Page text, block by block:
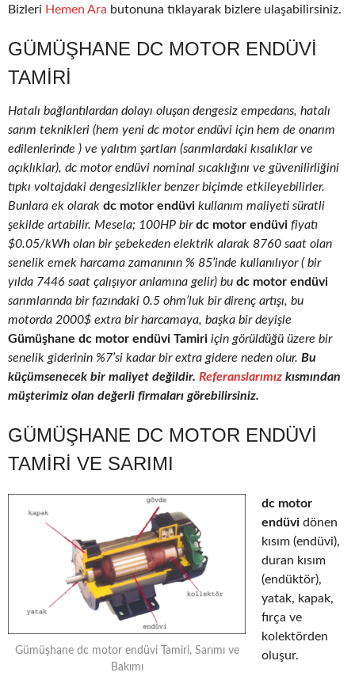
Bizleri Hemen Ara butonuna tıklayarak bizlere ulaşabilirsiniz.
GÜMÜŞHANE DC MOTOR ENDÜVI
TAMIRI
Hatalı bağlantılardan dolayı oluşan dengesiz empedans, hatalı
sarım teknikleri (hem yeni dc motor endüvi için hem de onarım
edilenlerinde ) ve yalıtım şartları (sarımlardaki kısalıklar ve
açıklıklar), dc motor endüvi nominal sıcaklığını ve güvenilirliğini
tıpkı voltajdaki dengesizlikler benzer biçimde etkileyebilirler.
Bunlara ek olarak dc motor endüvi kullanım maliyeti süratli
şekilde artabilir. Mesela; 100HP birdc motor endüvi fiyatı
$0.05/kWh olan bir şebekeden elektrik alarak 8760 saat olan
senelik emek harcama zamanının % 85’inde kullanılıyor ( bir
yılda 7446 saat çalışıyor anlamına gelir) bu dc motor endüvi
sarımlarında bir fazındaki 0.5 ohm’luk bir direnç artışı, bu
motorda 2000$ extra bir harcamaya, başka bir deyişle
Gümüşhane dc motor endüvi Tamiri için görüldüğü üzere bir
senelik giderinin %7’si kadar bir extra gidere neden olur. Bu
küçümsenecek bir maliyet değildir. Referanslarımız kısmından
müşterimiz olan değerli firmaları görebilirsiniz.
GÜMÜŞHANE DC MOTOR ENDÜVI
TAMIRI VE SARIMI
Gümüşhane dc motor endüvi Tamiri, Sarımı ve
Bakımı
dc motor
endüvi dönen
kısım (endüvi),
duran kısım
(endüktör),
yatak, kapak,
fırça ve
kolektörden
oluşur.